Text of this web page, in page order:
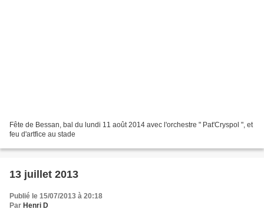
Fête de Bessan, bal du lundi 11 août 2014 avec l'orchestre " Pat'Cryspol ", et
feu d'artfice au stade
13 juillet 2013
Publié le 15/07/2013 à 20:18
Par Henri D